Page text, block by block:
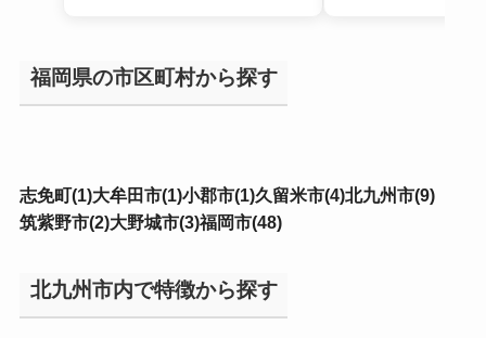
福岡県の市区町村から探す
志免町(1)大牟田市(1)小郡市(1)久留米市(4)北九州市(9)
筑紫野市(2)大野城市(3)福岡市(48)
北九州市内で特徴から探す